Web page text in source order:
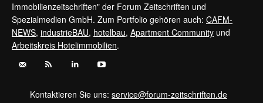
Immobilienzeitschriften" der Forum Zeitschriften und
Spezialmedien GmbH. Zum Portfolio gehören auch: CAFM-
NEWS, industrieBAU, hotelbau, Apartment Community und
Arbeitskreis Hotelimmobilien.
Kontaktieren Sie uns:service@forum-zeitschriften.de